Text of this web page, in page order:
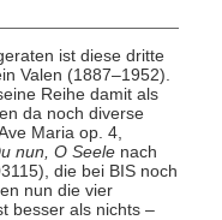
ist diese dritte
Valen (1887–1952).
Reihe damit als
da noch diverse
Maria op. 4,
nun, O Seelenach
die bei BIS noch
nun die vier
besser als nichts –